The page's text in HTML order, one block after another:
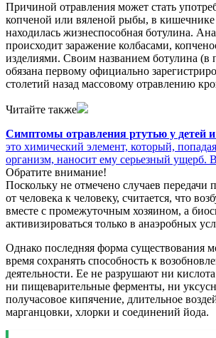
Причиной отравления может стать
копченой или вяленой рыбы, в кишечнике
находилась жизнеспособная ботулина.
происходит заражение колбасами,
изделиями. Своим названием ботулина (в
обязана первому официально
столетий назад массовому отравлению
Читайте также
Симптомы отравления ртутью у детей
это химический элемент, который,
организм, наносит ему серьезный ущерб.
Обратите внимание!
Поскольку не отмечено случаев передачи
от человека к человеку, считается, что
вместе с промежуточным хозяином, а
активизироваться только в анаэробных
Однако последняя форма существования
время сохранять способность к
деятельности. Ее не разрушают ни
ни пищеварительные ферменты, ни
получасовое кипячение, длительное
марганцовки, хлорки и соединений йода.